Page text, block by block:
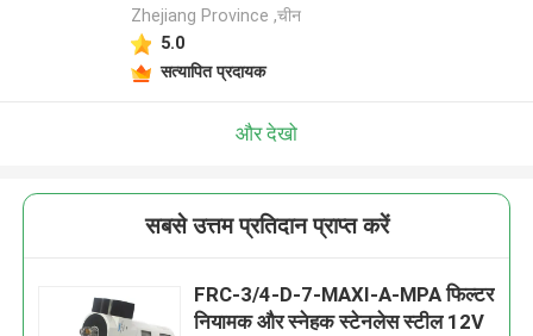
Zhejiang Province ,चीन
5.0
सत्यापित प्रदायक
और देखो
सबसे उत्तम प्रतिदान प्राप्त करें
FRC-3/4-D-7-MAXI-A-MPA फिल्टर
नियामक और स्नेहक स्टेनलेस स्टील 12V